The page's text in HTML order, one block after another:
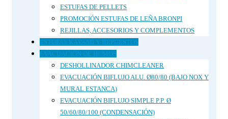
ESTUFAS DE PELLETS
PROMOCIÓN ESTUFAS DE LEÑA BRONPI
REJILLAS, ACCESORIOS Y COMPLEMENTOS
ESTUFAS KAYAMI Y REPUESTOS
EVACUACIÓN DE HUMOS
DESHOLLINADOR CHIMCLEANER
EVACUACIÓN BIFLUJO ALU. Ø80/80 (BAJO NOX Y
MURAL ESTANCA)
EVACUACIÓN BIFLUJO SIMPLE P.P. Ø
50/60/80/100 (CONDENSACIÓN)